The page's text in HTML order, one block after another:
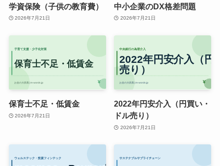
学資保険（子供の教育費）
2026年7月21日
中小企業のDX格差問題
2026年7月21日
保育士不足・低賃金
2026年7月21日
2022年円安介入（円買い・
ドル売り）
2026年7月21日